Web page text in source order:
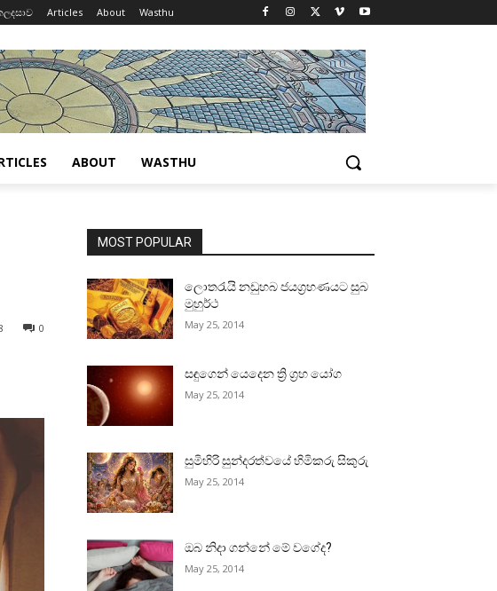
Articles About Wasthu
ABOUT WASTHU
0
MOST POPULAR
ලොතරැයි නඩුහබ ජයග්‍රහණයට සුබ
මුහුර්ථ
May 25, 2014
සඳුගෙන් යෙදෙන ත්‍රි ග්‍රහ යෝග
May 25, 2014
සුමිහිරි සුන්දරත්වයේ හිමිකරු සිකුරු
May 25, 2014
ඔබ නිදා ගන්නේ මේ වගේද?
May 25, 2014